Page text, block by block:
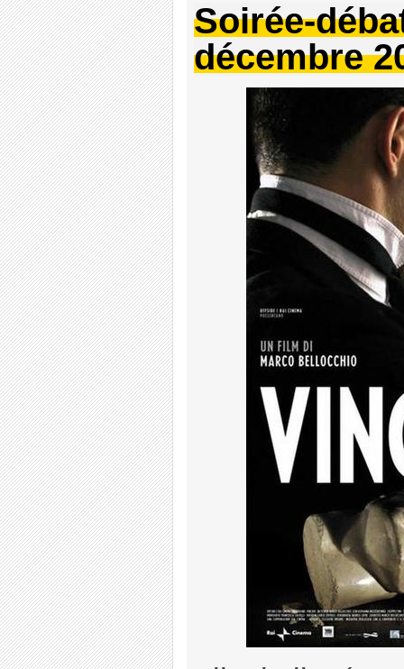
Soirée-
décembre